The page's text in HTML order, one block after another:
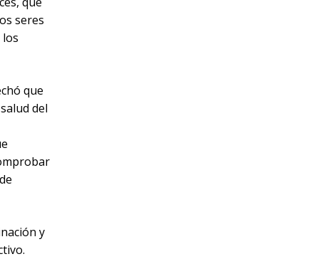
seres
que
del
y